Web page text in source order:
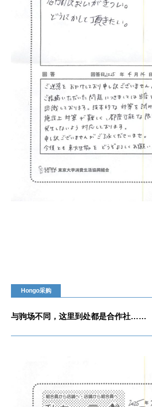
Hongo采购
与驹场不同，这里到处都是合作社……